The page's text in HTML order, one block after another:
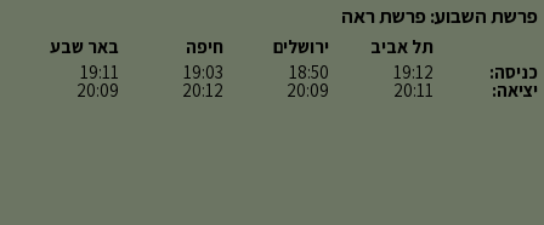
פרשת השבוע: פרשת ראה
כניסה:
יציאה:
תל אביב
19:12
20:11
ירושלים
18:50
20:09
חיפה
19:03
20:12
באר שבע
19:11
20:09